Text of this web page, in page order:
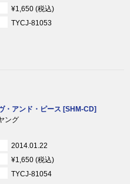
¥1,650 (税込)
TYCJ-81053
・アンド・ピース [SHM-CD]
ング
2014.01.22
¥1,650 (税込)
TYCJ-81054